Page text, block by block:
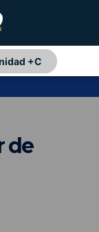
+C
de